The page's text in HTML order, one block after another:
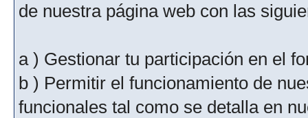
de nuestra página web con las
a ) Gestionar tu participación en el
b ) Permitir el funcionamiento de
funcionales tal como se detalla en